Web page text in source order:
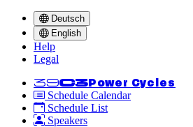
Deutsch
English
Help
Legal
<<39C3 Power Cycles
Schedule Calendar
Schedule List
Speakers